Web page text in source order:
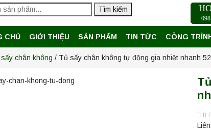
Tìm kiếm
CHỦ GIỚI THIỆU SẢN PHẨM TIN TỨC CÔNG
chân không / Tủ sấy chân không tự động gia nhiệt nhanh